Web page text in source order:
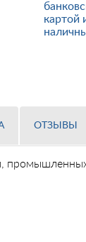
картой
ОТЗЫВЫ